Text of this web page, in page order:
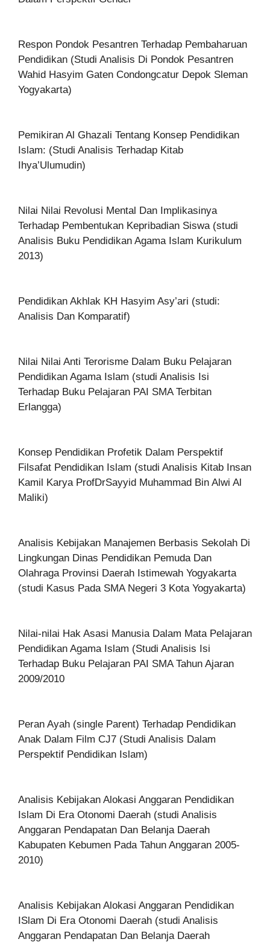
Respon Pondok Pesantren Terhadap Pembaharuan
Pendidikan (Studi Analisis Di Pondok Pesantren
Wahid Hasyim Gaten Condongcatur Depok Sleman
Yogyakarta)
Pemikiran Al Ghazali Tentang Konsep Pendidikan
Islam: (Studi Analisis Terhadap Kitab
Ihya’Ulumudin)
Nilai Nilai Revolusi Mental Dan Implikasinya
Terhadap Pembentukan Kepribadian Siswa (studi
Analisis Buku Pendidikan Agama Islam Kurikulum
2013)
Pendidikan Akhlak KH Hasyim Asy’ari (studi:
Analisis Dan Komparatif)
Nilai Nilai Anti Terorisme Dalam Buku Pelajaran
Pendidikan Agama Islam (studi Analisis Isi
Terhadap Buku Pelajaran PAI SMA Terbitan
Erlangga)
Konsep Pendidikan Profetik Dalam Perspektif
Filsafat Pendidikan Islam (studi Analisis Kitab Insan
Kamil Karya ProfDrSayyid Muhammad Bin Alwi Al
Maliki)
Analisis Kebijakan Manajemen Berbasis Sekolah Di
Lingkungan Dinas Pendidikan Pemuda Dan
Olahraga Provinsi Daerah Istimewah Yogyakarta
(studi Kasus Pada SMA Negeri 3 Kota Yogyakarta)
Nilai-nilai Hak Asasi Manusia Dalam Mata Pelajaran
Pendidikan Agama Islam (Studi Analisis Isi
Terhadap Buku Pelajaran PAI SMA Tahun Ajaran
2009/2010
Peran Ayah (single Parent) Terhadap Pendidikan
Anak Dalam Film CJ7 (Studi Analisis Dalam
Perspektif Pendidikan Islam)
Analisis Kebijakan Alokasi Anggaran Pendidikan
Islam Di Era Otonomi Daerah (studi Analisis
Anggaran Pendapatan Dan Belanja Daerah
Kabupaten Kebumen Pada Tahun Anggaran 2005-
2010)
Analisis Kebijakan Alokasi Anggaran Pendidikan
ISlam Di Era Otonomi Daerah (studi Analisis
Anggaran Pendapatan Dan Belanja Daerah